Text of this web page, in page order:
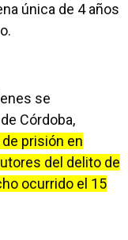
única de 4 años
se
Córdoba,
prisión en
del delito de
ocurrido el 15